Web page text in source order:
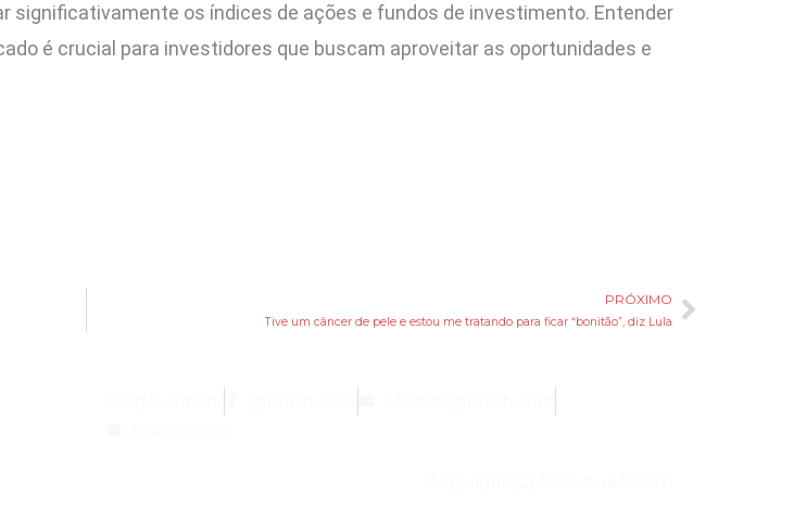
significativamente os índices de ações e fundos de investimento. Entender
é crucial para investidores que buscam aproveitar as oportunidades e
PRÓXIMO
Tive um câncer de pele e estou me tratando para ficar “bonitão”, diz Lula